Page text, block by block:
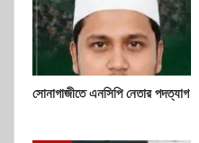
সোনাগাজীতে এনসিপি নেতার পদত্যাগ